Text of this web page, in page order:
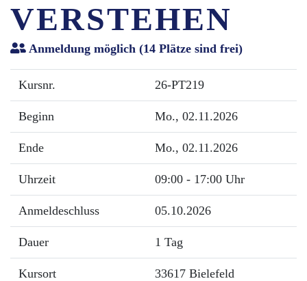
VERSTEHEN
Anmeldung möglich (14 Plätze sind frei)
Kursnr. 26-PT219
Beginn Mo., 02.11.2026
Ende Mo., 02.11.2026
Uhrzeit 09:00 - 17:00 Uhr
Anmeldeschluss 05.10.2026
Dauer 1 Tag
Kursort 33617 Bielefeld